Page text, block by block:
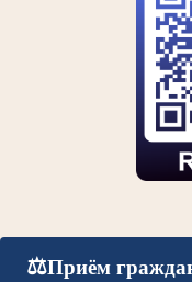
⚖️Приём